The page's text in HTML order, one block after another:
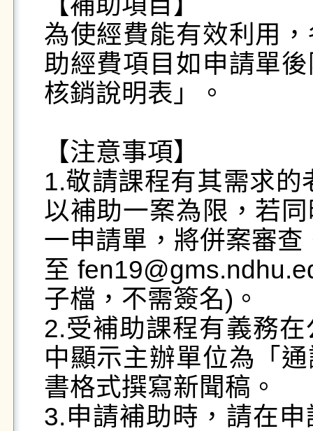
為使經費能有效利用
助經費項目如申請單
核銷說明表」。
【注意事項】
1.敬請課程有其需求
以補助一案為限，若
一申請單，將併案審
至
子檔，不需簽名)。
2.受補助課程有義務
中顯示主辦單位為「
書格式撰寫新聞稿。
3.申請補助時，請在